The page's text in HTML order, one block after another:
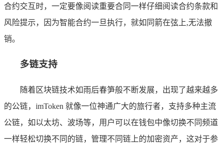
合约交互时，一定要像阅读重要合同一样仔细阅读合约条款和
风险提示，因为智能合约一旦执行，就如同箭在弦上,无法撤
销。
多链支持
随着区块链技术如雨后春笋般不断发展，出现了越来越多
的公链，imToken 就像一位神通广大的旅行者，支持多种主流
公链，如以太坊、波场等，用户可以在钱包中像切换不同频道
一样轻松切换不同的链，管理不同链上的加密资产，这对于参